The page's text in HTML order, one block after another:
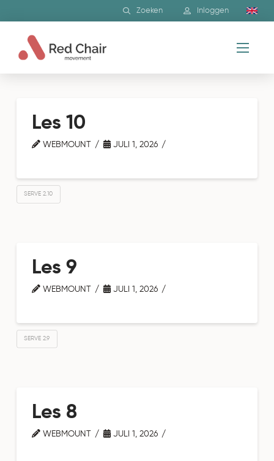
Zoeken Inloggen
Les 10
WEBMOUNT JULI 1, 2026
SERVE 2.10
Les 9
WEBMOUNT JULI 1, 2026
SERVE 2.9
Les 8
WEBMOUNT JULI 1, 2026